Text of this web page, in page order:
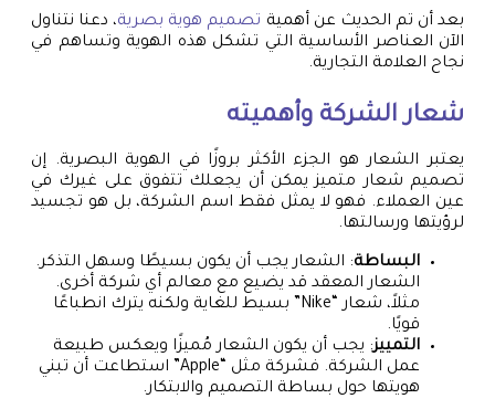
بعد أن تم الحديث عن أهمية تصميم هوية بصرية، دعنا نتناول
الآن العناصر الأساسية التي تشكل هذه الهوية وتساهم في
نجاح العلامة التجارية.
شعار الشركة وأهميته
يعتبر الشعار هو الجزء الأكثر بروزًا في الهوية البصرية. إن
تصميم شعار متميز يمكن أن يجعلك تتفوق على غيرك في
عين العملاء. فهو لا يمثل فقط اسم الشركة، بل هو تجسيد
لرؤيتها ورسالتها.
البساطة: الشعار يجب أن يكون بسيطًا وسهل التذكر.
الشعار المعقد قد يضيع مع معالم أي شركة أخرى.
مثلاً، شعار “Nike” بسيط للغاية ولكنه يترك انطباعًا
قويًا.
التمييز: يجب أن يكون الشعار مُميزًا ويعكس طبيعة
عمل الشركة. فشركة مثل “Apple” استطاعت أن تبني
هويتها حول بساطة التصميم والابتكار.